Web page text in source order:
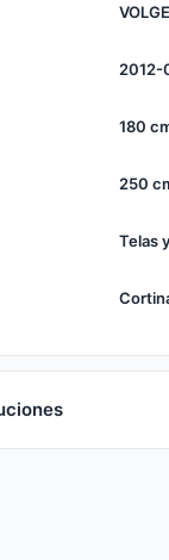
2012-
180
250
Telas